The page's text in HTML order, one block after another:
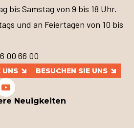
bis Samstag von 9 bis 18 Uhr.
und an Feiertagen von 10 bis
00 66 00
UNS BESUCHEN SIE UNS
Neuigkeiten